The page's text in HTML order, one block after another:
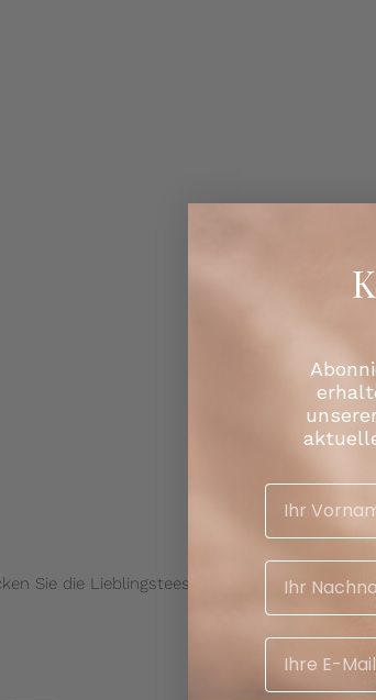
Sie die Lieblingstees unserer Kunden